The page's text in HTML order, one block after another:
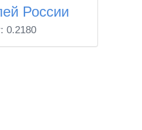
России
0.2180